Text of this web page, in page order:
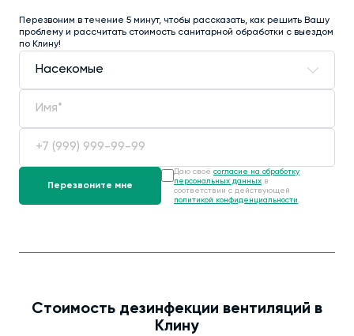
Перезвоним в течение 5 минут, чтобы рассказать, как решить Вашу
проблему и рассчитать стоимость санитарной обработки с выездом
по Клину!
Даю своё согласие на обработку
персональных данных в
соответствии с действующей
политикой конфиденциальности .
Стоимость дезинфекции вентиляций в
Клину